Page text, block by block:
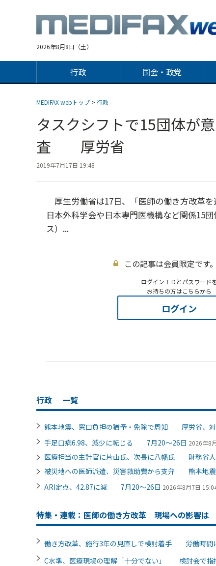
2026年8月8日（土）
行政 国会・政党
MEDIFAX webトップ > 行政
タスクシフトで15団体が
査 厚労省
2019年7月17日 19:48
厚生労働省は17日、「医師の働き方改革を
日本外科学会や日本専門医機構など関係15
ス）...
この記事は会員限定です
ログインＩＤとパスワード
お持ちの方はこちらから
ログイン
行政 一覧
熊本地震、窓口負担の猶予・免除で周知 厚労省、対
手足口病6.98、減少に転じる 7月20～26日 2026年8
医療担当の主計官に片山氏、次長に八幡氏 財務省
被災地への医師派遣、災害救助費から支弁 熊本地震
ARI定点、42.87に減 7月20～26日 2026年8月7日
特集・連載：医師の働き方改革 現場への影響は
働き方改革、施行3年の見直しで検討着手 労働時間
C水準、医療現場の理解「十分でない」 検討会で指